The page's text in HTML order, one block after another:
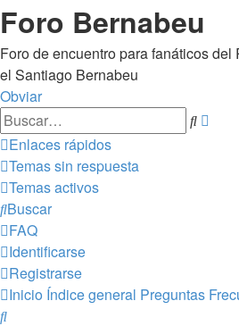
Foro Bernabeu
Foro de encuentro para fanáticos
el Santiago Bernabeu
Obviar
Buscar
Enlaces rápidos
Temas sin respuesta
Temas activos
Buscar
FAQ
Identificarse
Registrarse
Inicio Índice general Preguntas
Buscar